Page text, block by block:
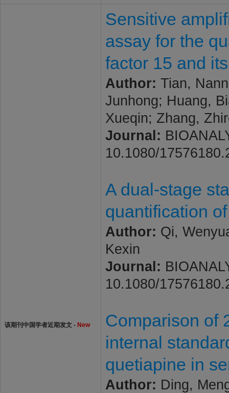
该期刊中国学者近期发文 - New
Sensitive
assay for the
factor 15 and
Author: Tian,
Junhong; Huang,
Xueqin; Zhang,
Journal:
10.1080/
A dual-stage
quantification
Author: Qi,
Kexin
Journal:
10.1080/
Comparison of
internal
quetiapine in
Author: Ding,